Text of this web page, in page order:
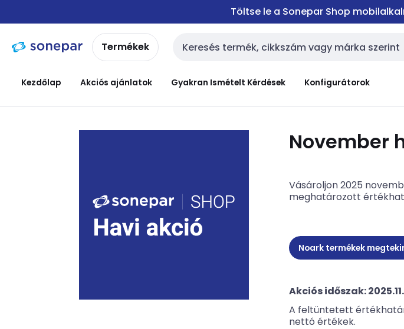
navigációhoztartalomra
Töltse le a Sonepar Shop
Termékek Keresési bemenet
Kezdőlap Akciós ajánlatok Gyakran Ismételt Kérdések Konfigurátorok
November
Vásároljon 2025
meghatározott
Noark termékek
Akciós időszak:
A feltüntetett
nettó értékek.